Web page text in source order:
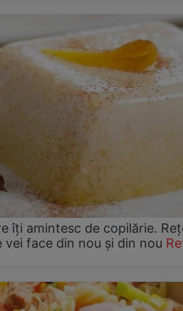
îți amintesc de copilărie.
face din nou și din nou